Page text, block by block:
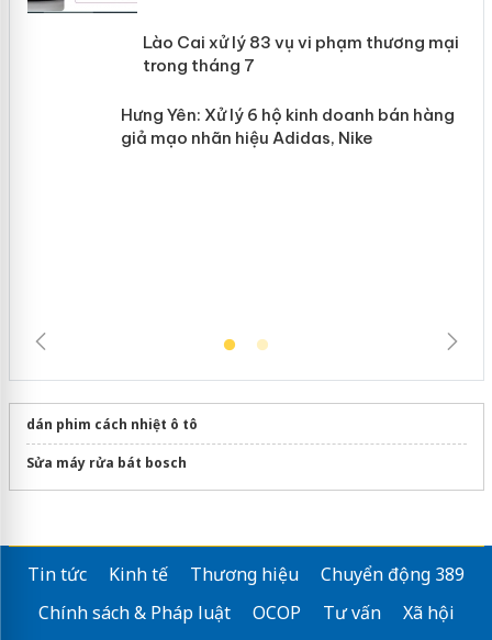
Lào Cai xử lý 83 vụ vi phạm thương
mại trong tháng 7
dán phim cách nhiệt ô tô
Sửa máy rửa bát bosch
Tin tức Kinh tế Thương hiệu
Chuyển động 389
Chính sách & Pháp luật
OCOP Tư vấn
Xã hội